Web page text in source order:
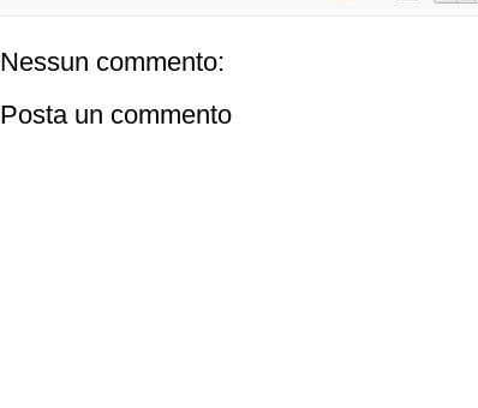
Nessun commento:
Posta un commento